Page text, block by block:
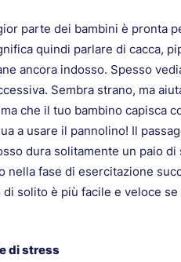
parte dei bambini è pronta
quindi parlare di cacca,
ancora indosso. Spesso
Sembra strano, ma
che il tuo bambino capisca
a usare il pannolino! Il
dura solitamente un paio
nella fase di esercitazione
solito è più facile e veloce
di stress